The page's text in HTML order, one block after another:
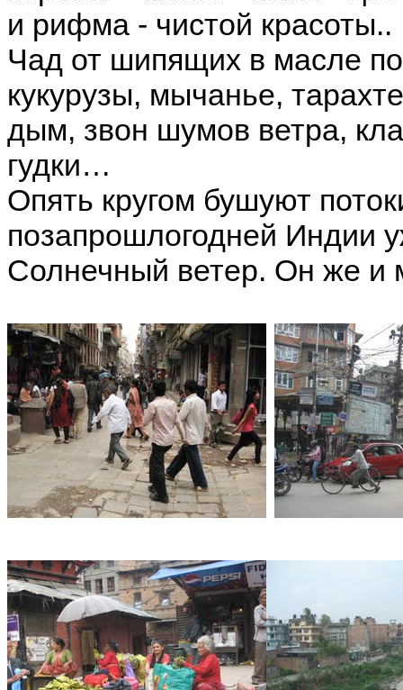
и рифма - чистой красоты..
Чад от шипящих в масле
кукурузы, мычанье,
дым, звон шумов ветра,
гудки…
Опять кругом бушуют
позапрошлогодней Индии
Солнечный ветер. Он же и